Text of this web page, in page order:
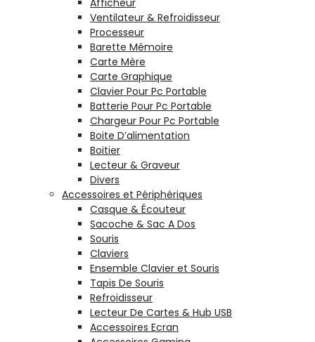
Afficheur
Ventilateur & Refroidisseur
Processeur
Barette Mémoire
Carte Mère
Carte Graphique
Clavier Pour Pc Portable
Batterie Pour Pc Portable
Chargeur Pour Pc Portable
Boite D’alimentation
Boitier
Lecteur & Graveur
Divers
Accessoires et Périphériques
Casque & Écouteur
Sacoche & Sac A Dos
Souris
Claviers
Ensemble Clavier et Souris
Tapis De Souris
Refroidisseur
Lecteur De Cartes & Hub USB
Accessoires Ecran